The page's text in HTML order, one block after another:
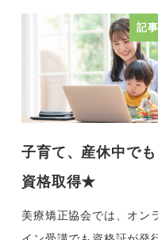
記事
子育て、産休中でも
資格取得★
美療矯正協会では、オン